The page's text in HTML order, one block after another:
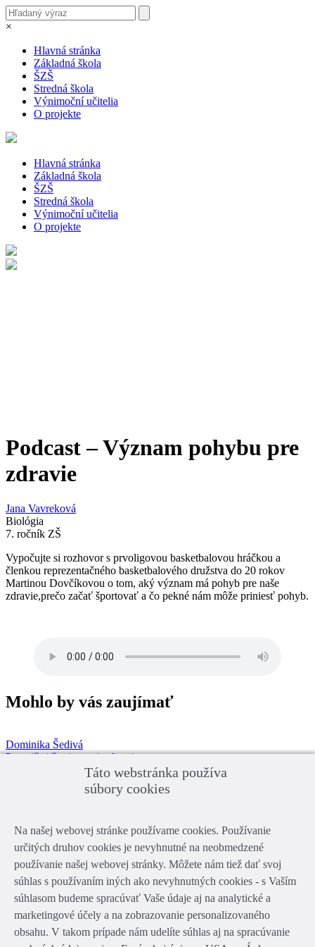
Táto webstránka používa
súbory cookies
Na našej webovej stránke používame cookies. Používanie
určitých druhov cookies je nevyhnutné na neobmedzené
používanie našej webovej stránky. Môžete nám tiež dať svoj
súhlas s používaním iných ako nevyhnutných cookies - s Vaším
súhlasom budeme spracúvať Vaše údaje aj na analytické a
marketingové účely a na zobrazovanie personalizovaného
obsahu. V takom prípade nám udelíte súhlas aj na spracúvanie
×
Hlavná stránka
Základná škola
ŠZŠ
Stredná škola
Výnimoční učitelia
O projekte
Hlavná stránka
Základná škola
ŠZŠ
Stredná škola
Výnimoční učitelia
O projekte
Podcast – Význam pohybu pre
zdravie
Jana Vavreková
Biológia
7. ročník ZŠ
Vypočujte si rozhovor s prvoligovou basketbalovou hráčkou a
členkou reprezentačného basketbalového družstva do 20 rokov
Martinou Dovčíkovou o tom, aký význam má pohyb pre naše
zdravie,prečo začať športovať a čo pekné nám môže priniesť pohyb.
Mohlo by vás zaujímať
Dominika Šedivá
Precvič si častice a citoslovcia
Dejepis
Stredná škola
Lucia Dovalová
Meď a železo
Chémia
Základná škola
Tomáš Talán